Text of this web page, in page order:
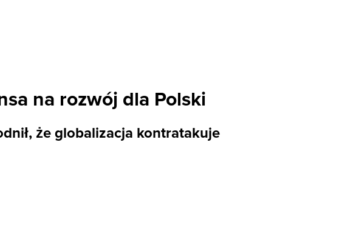
na rozwój dla Polski
że globalizacja kontratakuje